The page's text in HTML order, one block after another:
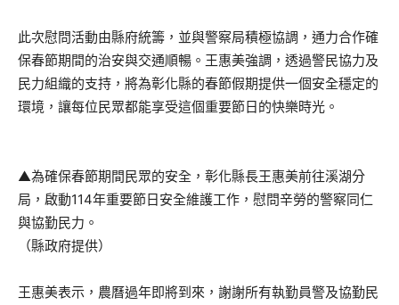
此次慰問活動由縣府統籌，並與警察局積極協調，通力合作確
保春節期間的治安與交通順暢。王惠美強調，透過警民協力及
民力組織的支持，將為彰化縣的春節假期提供一個安全穩定的
環境，讓每位民眾都能享受這個重要節日的快樂時光。
▲為確保春節期間民眾的安全，彰化縣長王惠美前往溪湖分
局，啟動114年重要節日安全維護工作，慰問辛勞的警察同仁
與協勤民力。
（縣政府提供）
王惠美表示，農曆過年即將到來，謝謝所有執勤員警及協勤民